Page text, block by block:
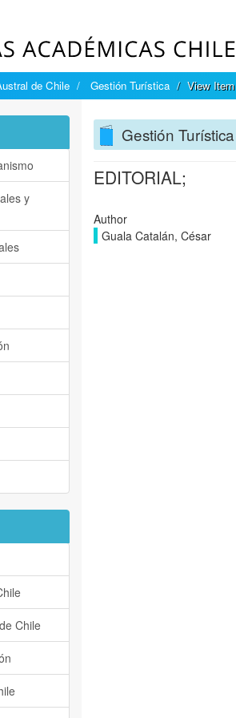
de Chile Gestión Turística View Item
Gestión Turística
EDITORIAL;
Author
Guala Catalán, César
y
Chile